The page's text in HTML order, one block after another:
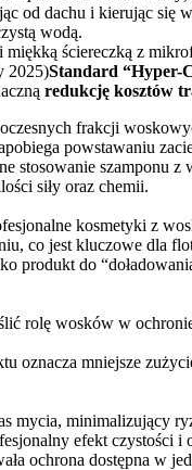
od dachu i kierując się w
wodą.
miękką ściereczką z
2025)Standard “Hyper-
redukcję kosztów
frakcji
powstawaniu
stosowanie szamponu
siły oraz chemii.
kosmetyki z
co jest kluczowe dla
produkt do
rolę wosków w
oznacza mniejsze
mycia, minimalizujący
efekt czystości i
ochrona dostępna w